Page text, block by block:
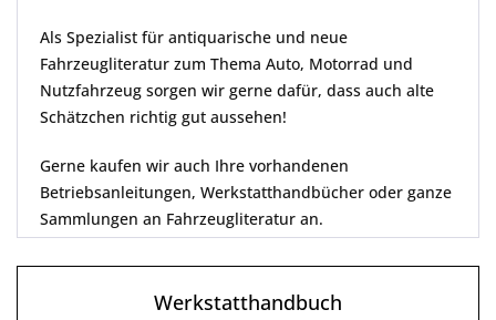
Als Spezialist für antiquarische und neue
Fahrzeugliteratur zum Thema Auto, Motorrad und
Nutzfahrzeug sorgen wir gerne dafür, dass auch alte
Schätzchen richtig gut aussehen!
Gerne kaufen wir auch Ihre vorhandenen
Betriebsanleitungen, Werkstatthandbücher oder ganze
Sammlungen an Fahrzeugliteratur an.
Wir versenden täglich und weltweit.
Werkstatthandbuch